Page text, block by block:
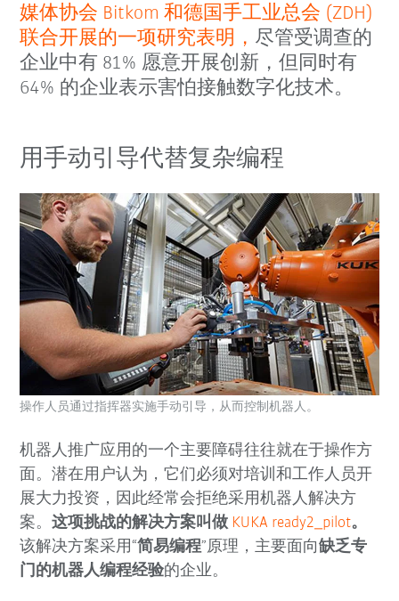
媒体协会 Bitkom 和德国手工业总会 (ZDH)
联合开展的一项研究表明， 尽管受调查的
企业中有 81% 愿意开展创新，但同时有
64% 的企业表示害怕接触数字化技术。
用手动引导代替复杂编程
机器人推广应用的一个主要障碍往往就在于操作方
面。潜在用户认为，它们必须对培训和工作人员开
展大力投资，因此经常会拒绝采用机器人解决方
案。这项挑战的解决方案叫做 KUKA ready2_pilot。
该解决方案采用“简易编程”原理，主要面向缺乏专
门的机器人编程经验的企业。
操作人员通过指挥器实施手动引导，从而控制机器人。